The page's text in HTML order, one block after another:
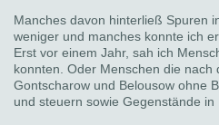
Manches davon hinterließ Spuren
weniger und manches konnte ich
Erst vor einem Jahr, sah ich
konnten. Oder Menschen die nach
Gontscharow und Belousow ohne
und steuern sowie Gegenstände in